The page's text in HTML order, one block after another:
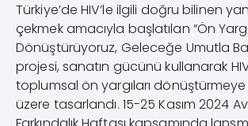
Türkiye’de HIV’le ilgili doğru bilinen
çekmek amacıyla başlatılan “Ön
Dönüştürüyoruz, Geleceğe Umutla
projesi, sanatın gücünü kullanarak
toplumsal ön yargıları dönüştürmeye
üzere tasarlandı. 15-25 Kasım 2024